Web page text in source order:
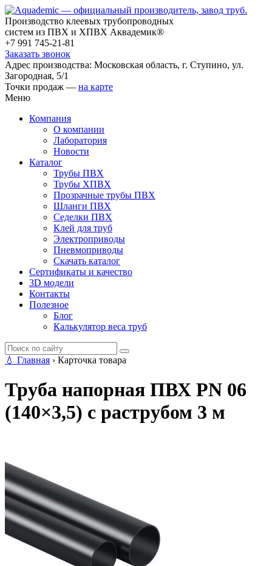
Производство клеевых трубопроводных
систем из ПВХ и ХПВХ Аквадемик®
+7 991 745-21-81
Заказать звонок
Адрес производства: Московская область, г. Ступино, ул.
Загородная, 5/1
Точки продаж — на карте
Меню
Компания
О компании
Лаборатория
Новости
Каталог
Трубы ПВХ
Трубы ХПВХ
Прозрачные трубы ПВХ
Шланги ПВХ
Седелки ПВХ
Клей для труб
Электроприводы
Пневмоприводы
Скачать каталог
Сертификаты и качество
3D модели
Контакты
Полезное
Блог
Калькулятор веса труб
💧 Главная › Карточка товара
Труба напорная ПВХ PN 06
(140×3,5) с раструбом 3 м